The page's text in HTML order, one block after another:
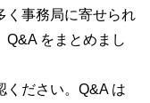
く事務局に寄せられ
Q&A をまとめまし
ください。Q&A は